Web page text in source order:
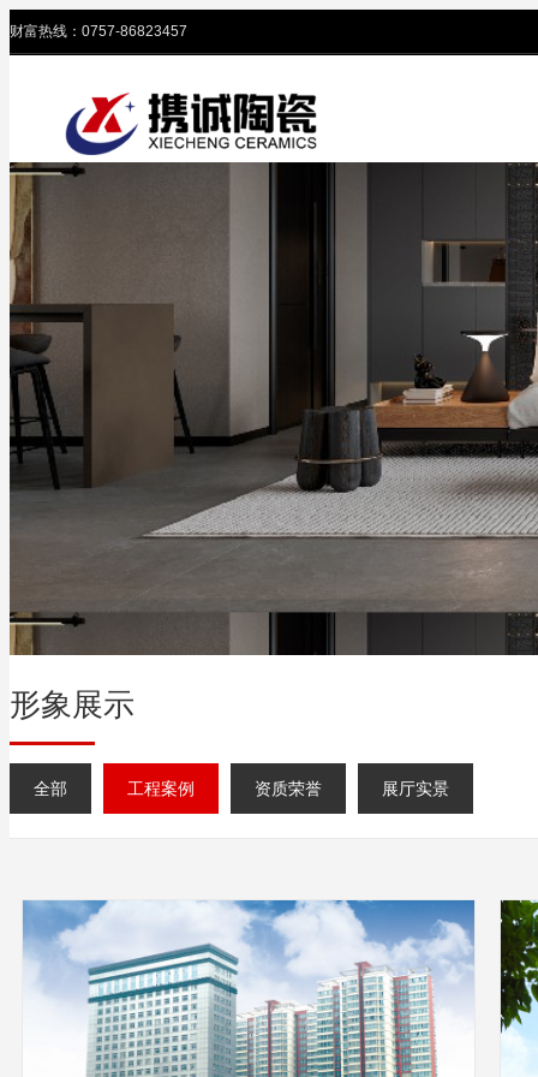
财富热线：0757-86823457
形象展示
全部 工程案例 资质荣誉 展厅实景